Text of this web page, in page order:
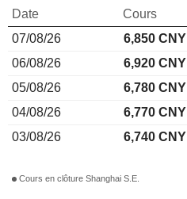
Date Cours
07/08/26
6,850 CNY
06/08/26
6,920 CNY
05/08/26
6,780 CNY
04/08/26
6,770 CNY
03/08/26
6,740 CNY
Cours en clôture Shanghai S.E.